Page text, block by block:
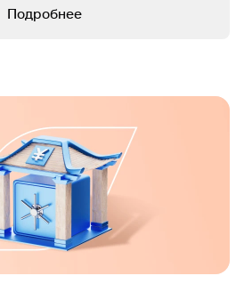
Подробнее